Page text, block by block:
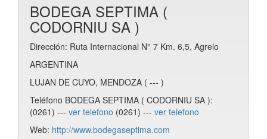
BODEGA SEPTIMA (
CODORNIU SA )
Dirección: Ruta Internacional N° 7 Km. 6,5, Agrelo
ARGENTINA
LUJAN DE CUYO, MENDOZA ( --- )
Teléfono BODEGA SEPTIMA ( CODORNIU SA ):
(0261) --- ver telefono (0261) --- ver telefono
Web: http://www.bodegaseptima.com